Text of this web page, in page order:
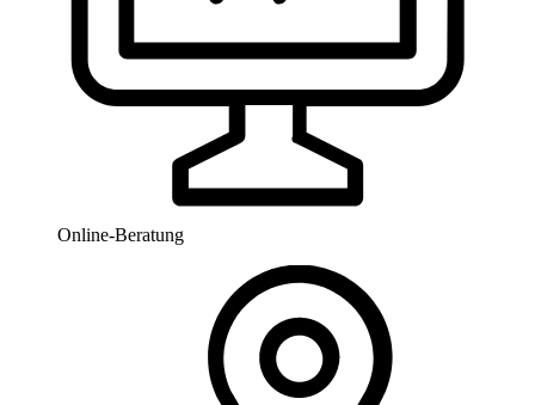
Online-Beratung